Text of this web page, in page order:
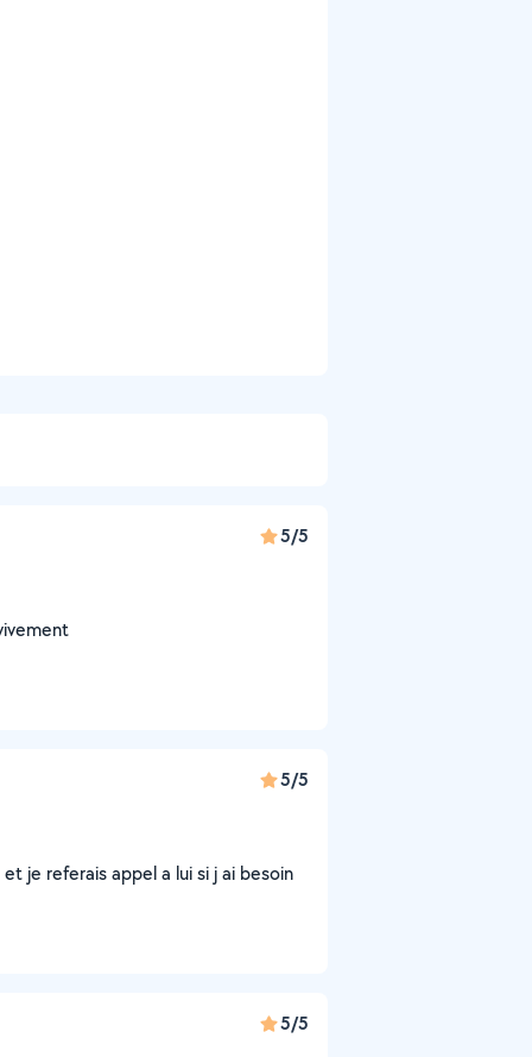
5/5
5/5
je referais appel a lui si j ai besoin
5/5